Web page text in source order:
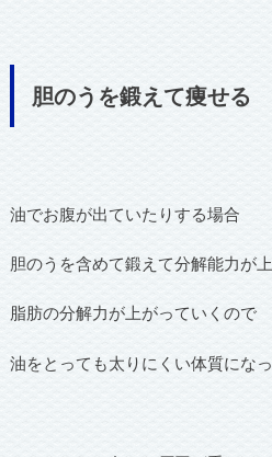
胆のうを鍛えて痩せる
油でお腹が出ていたりする場合
胆のうを含めて鍛えて分解能力が
脂肪の分解力が上がっていくので
油をとっても太りにくい体質になっ